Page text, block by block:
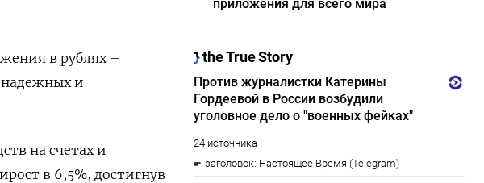
в рублях –
надежных и
на счетах и
в 6,5%, достигнув
приложения для всего мира